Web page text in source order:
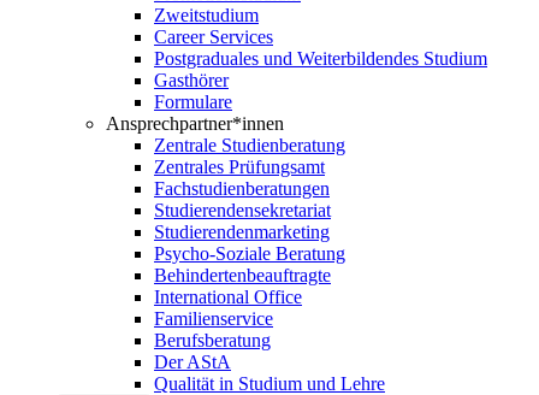
Zweitstudium
Career Services
Postgraduales und Weiterbildendes Studium
Gasthörer
Formulare
Ansprechpartner*innen
Zentrale Studienberatung
Zentrales Prüfungsamt
Fachstudienberatungen
Studierendensekretariat
Studierendenmarketing
Psycho-Soziale Beratung
Behindertenbeauftragte
International Office
Familienservice
Berufsberatung
Der AStA
Qualität in Studium und Lehre